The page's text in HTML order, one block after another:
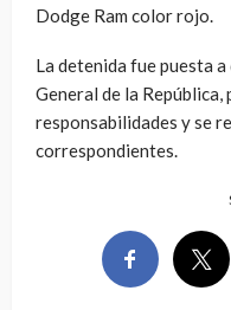
Dodge Ram color rojo.
La detenida fue puesta
General de la República,
responsabilidades y se
correspondientes.